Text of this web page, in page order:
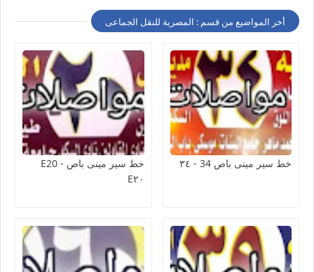
أخر المواضيع من قسم : المصرية للنقل الجماعى
خط سير مينى باص 34 - ٣٤
خط سير مينى باص E20 -
E٢٠